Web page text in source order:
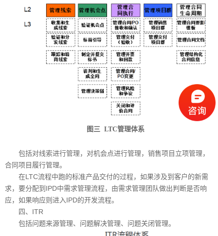
图三 LTC管理体系
包括对线索进行管理，对机会点进行管理，销售项目立项管理，
合同项目履行管理。
在LTC流程中跑的标准产品交付的过程，如果涉及到客户的新需
求，要分配到IPD中需求管理流程，由需求管理团队做出判断是否响
应，如果响应则进入IPD的开发流程。
四、ITR
包括问题来源管理、问题解决管理、问题关闭管理。